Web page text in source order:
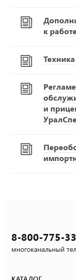
к
и
8-800-775-
многоканальный